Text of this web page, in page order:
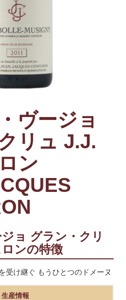
ヴージョ
リュ J.J.
ン
ョ グラン・クリ
ンの特徴
受け継ぐ もうひとつのドメーヌ
生産情報